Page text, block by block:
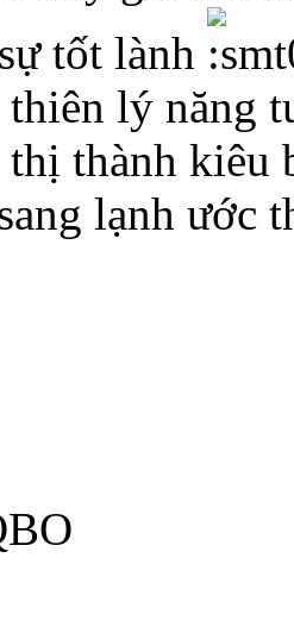
tốt lành
lý năng
thành kiêu
lạnh ước